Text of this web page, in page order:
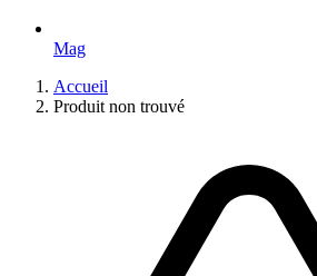
Mag
Accueil
Produit non trouvé